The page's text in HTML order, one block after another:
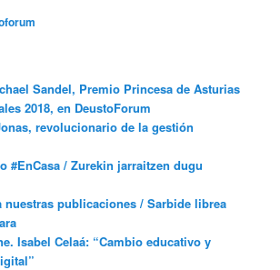
Sandel, Premio Princesa de Asturias
2018, en DeustoForum
revolucionario de la gestión
#EnCasa / Zurekin jarraitzen dugu
nuestras publicaciones / Sarbide librea
Isabel Celaá: “Cambio educativo y